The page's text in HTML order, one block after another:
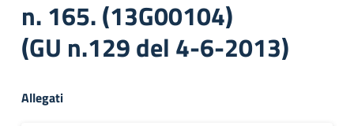
n. 165. (13G00104)
(GU n.129 del 4-6-2013)
Allegati